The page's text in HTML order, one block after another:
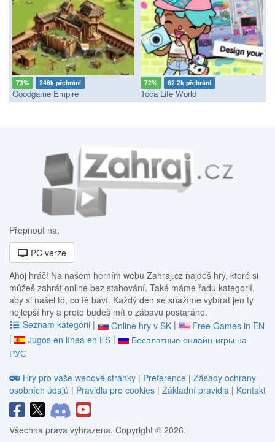
73% 246k přehrání
Goodgame Empire
72% 62.2k přehrání
Toca Life World
Přepnout na:
PC verze
Ahoj hráč! Na našem herním webu Zahraj.cz najdeš hry, které si
můžeš zahrát online bez stahování. Také máme řadu kategorií,
aby si našel to, co tě baví. Každý den se snažíme vybírat jen ty
nejlepší hry a proto budeš mít o zábavu postaráno.
Seznam kategorii | Online hry v SK |
Free Games in EN
|
Jugos en línea en ES |
Бесплатные онлайн-игры на
РУС
Hry pro vaše webové stránky | Preference | Zásady ochrany
osobních údajů | Pravidla pro cookies | Základní pravidla | Kontakt
Všechna práva vyhrazena. Copyright © 2026.